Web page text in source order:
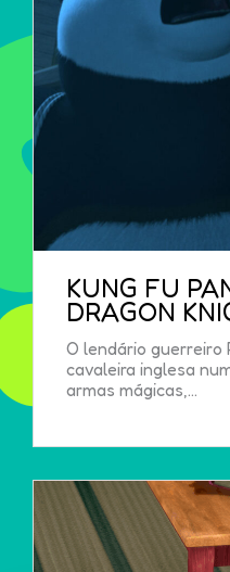
KUNG FU
DRAGON
O lendário guerreiro
cavaleira inglesa
armas mágicas,...